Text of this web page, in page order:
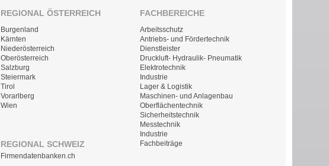
REGIONAL ÖSTERREICH
Burgenland
Kärnten
Niederösterreich
Oberösterreich
Salzburg
Steiermark
Tirol
Vorarlberg
Wien
REGIONAL SCHWEIZ
Firmendatenbanken.ch
FACHBEREICHE
Arbeitsschutz
Antriebs- und Fördertechnik
Dienstleister
Druckluft- Hydraulik- Pneumatik
Elektrotechnik
Industrie
Lager & Logistik
Maschinen- und Anlagenbau
Oberflächentechnik
Sicherheitstechnik
Messtechnik
Industrie
Fachbeiträge